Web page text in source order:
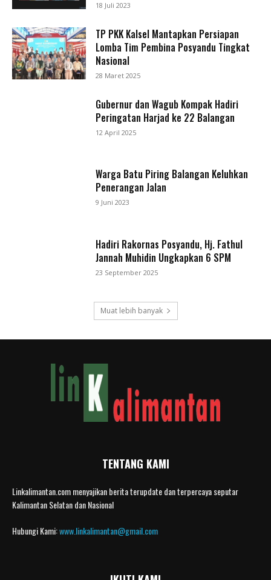
18 Juli 2023
TP PKK Kalsel Mantapkan Persiapan
Lomba Tim Pembina Posyandu Tingkat
Nasional
28 Maret 2025
Gubernur dan Wagub Kompak Hadiri
Peringatan Harjad ke 22 Balangan
12 April 2025
Warga Batu Piring Balangan Keluhkan
Penerangan Jalan
9 Juni 2023
Hadiri Rakornas Posyandu, Hj. Fathul
Jannah Muhidin Ungkapkan 6 SPM
23 September 2025
Muat lebih banyak
TENTANG KAMI
Linkalimantan.com menyajikan berita terupdate dan terpercaya seputar
Kalimantan Selatan dan Nasional
Hubungi Kami:www.linkalimantan@gmail.com